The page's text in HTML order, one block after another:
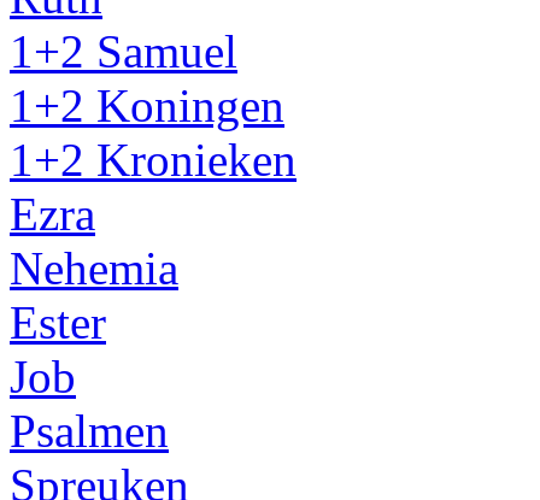
1+2 Samuel
1+2 Koningen
1+2 Kronieken
Ezra
Nehemia
Ester
Job
Psalmen
Spreuken